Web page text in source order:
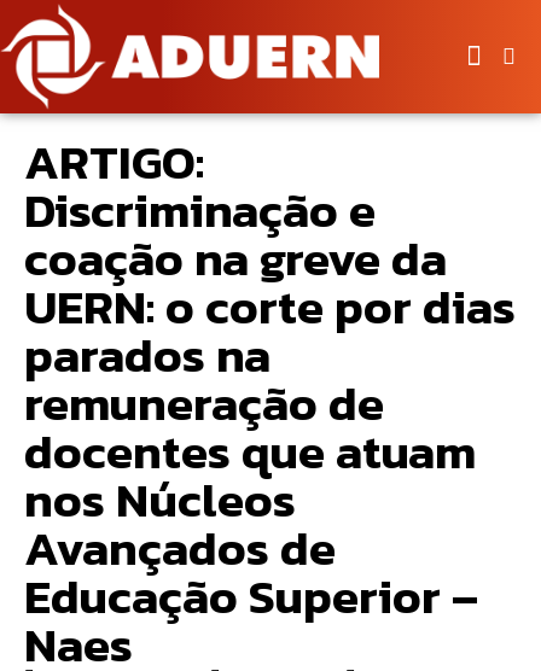
ARTIGO:
Discriminação e
coação na greve da
UERN: o corte por dias
parados na
remuneração de
docentes que atuam
nos Núcleos
Avançados de
Educação Superior –
Naes